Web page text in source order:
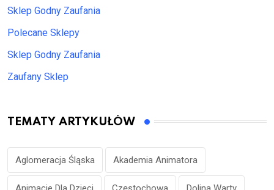
Sklep Godny Zaufania
Polecane Sklepy
Sklep Godny Zaufania
Zaufany Sklep
TEMATY ARTYKUŁÓW
Aglomeracja Śląska Akademia Animatora